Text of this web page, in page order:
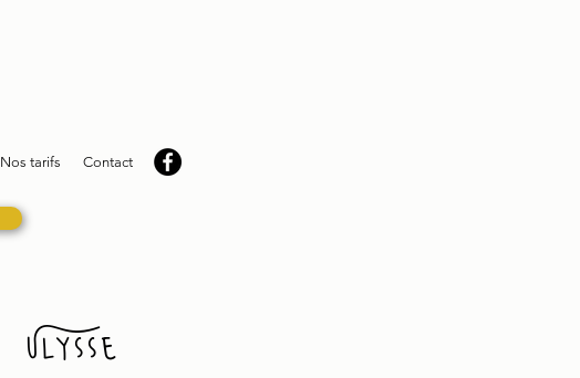
Nos tarifs Contact
Ulysse